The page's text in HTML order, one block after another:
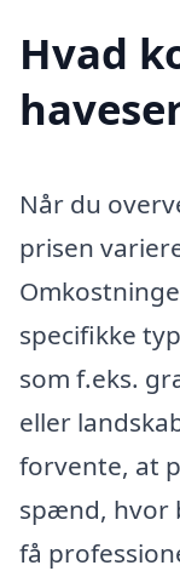
Hvad
Når du
prisen
specifikke
som f.eks.
eller
forvente, at
spænd, hvor
få